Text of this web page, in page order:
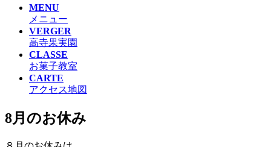
MENU
メニュー
VERGER
高寺果実園
CLASSE
お菓子教室
CARTE
アクセス地図
8月のお休み